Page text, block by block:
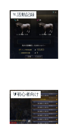
🏃活動記録
🔰初心者向け